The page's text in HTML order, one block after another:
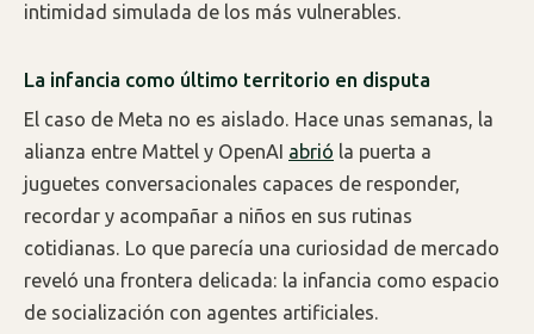
intimidad simulada de los más vulnerables.
La infancia como último territorio en disputa
El caso de Meta no es aislado. Hace unas semanas, la
alianza entre Mattel y OpenAI abrió la puerta a
juguetes conversacionales capaces de responder,
recordar y acompañar a niños en sus rutinas
cotidianas. Lo que parecía una curiosidad de mercado
reveló una frontera delicada: la infancia como espacio
de socialización con agentes artificiales.